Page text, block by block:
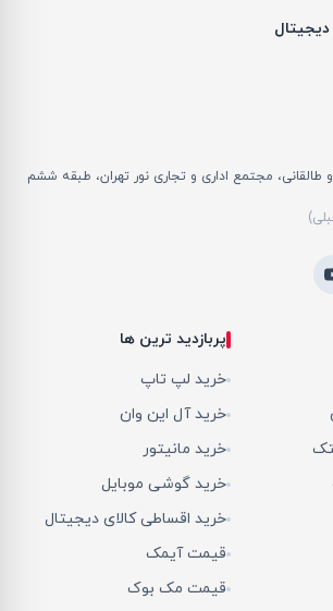
طالقانی، مجتمع اداری و تجاری نور تهران، طبقه ششم
پربازدید ترین ها
خرید لپ تاپ
خرید آل این وان
خرید مانیتور
خرید گوشی موبایل
خرید اقساطی کالای دیجیتال
قیمت آیمک
قیمت مک بوک